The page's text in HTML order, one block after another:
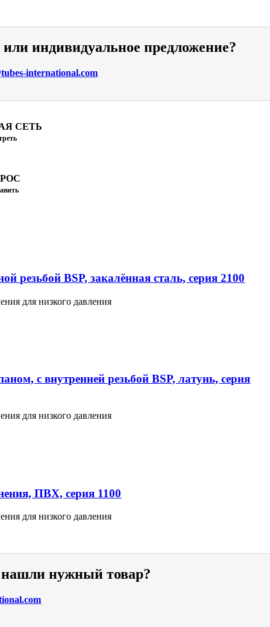
индивидуальное предложение?
international.com
СЕТЬ
резьбой BSP, закалённая сталь, серия 2100
для низкого давления
с внутренней резьбой BSP, латунь, серия
для низкого давления
ПВХ, серия 1100
для низкого давления
нужный товар?